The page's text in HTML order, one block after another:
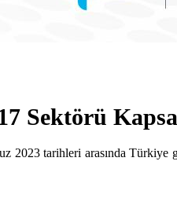
Sektörü
tarihleri arasında Türkiye